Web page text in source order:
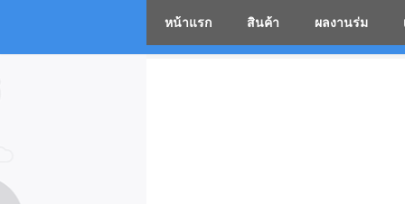
หน้าแรก สินค้า ผลงานร่ม
โรงงาน